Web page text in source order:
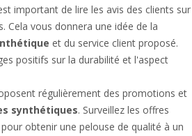
important de lire les avis des clients sur
Cela vous donnera une idée de la
et du service client proposé.
positifs sur la durabilité et l'aspect
régulièrement des promotions et
synthétiques. Surveillez les offres
obtenir une pelouse de qualité à un